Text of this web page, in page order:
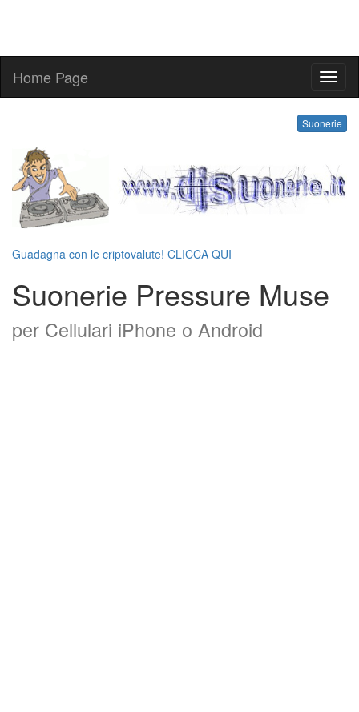
Home Page
Suonerie
Guadagna con le criptovalute! CLICCA QUI
Suonerie Pressure Muse
per Cellulari iPhone o Android